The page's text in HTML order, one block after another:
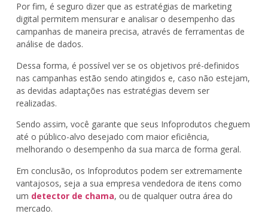
Por fim, é seguro dizer que as estratégias de marketing
digital permitem mensurar e analisar o desempenho das
campanhas de maneira precisa, através de ferramentas de
análise de dados.
Dessa forma, é possível ver se os objetivos pré-definidos
nas campanhas estão sendo atingidos e, caso não estejam,
as devidas adaptações nas estratégias devem ser
realizadas.
Sendo assim, você garante que seus Infoprodutos cheguem
até o público-alvo desejado com maior eficiência,
melhorando o desempenho da sua marca de forma geral.
Em conclusão, os Infoprodutos podem ser extremamente
vantajosos, seja a sua empresa vendedora de itens como
um detector de chama, ou de qualquer outra área do
mercado.